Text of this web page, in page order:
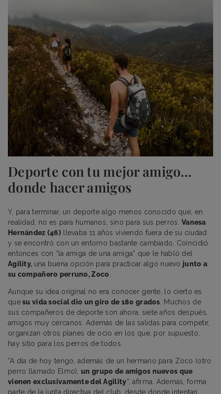
Deporte con tu mejor amigo…
donde hacer amigos
Y, para terminar, un deporte algo menos conocido que, en
realidad, no es para humanos, sino para sus perros. Vanesa
Hernández (46) llevaba 11 años viviendo fuera de su ciudad
y se encontró con un entorno bastante cambiado. Coincidió
entonces con “la amiga de una amiga” que le habló del
Agility, una buena opción para practicar algo nuevo junto a
su compañero perruno, Zoco
Aunque su idea original no era conocer gente, lo cierto es
quesu vida social dio un giro de 180 grados . Muchos de
sus compañeros de deporte son ahora, siete años después,
amigos muy cercanos. Además de las salidas para competir,
organizan otros planes de ocio en los que, por supuesto,
hay sitio para los perros de todos.
“A día de hoy tengo, además de un hermano para Zoco (otro
perro llamado Elmo),un grupo de amigos nuevos que
vienen exclusivamente del Agility”, afirma. Además, forma
parte de la junta directiva del club, desde donde intentan